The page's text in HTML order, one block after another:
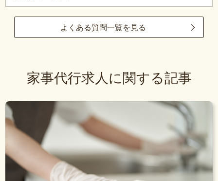
よくある質問一覧を見る
家事代行求人に関する記事